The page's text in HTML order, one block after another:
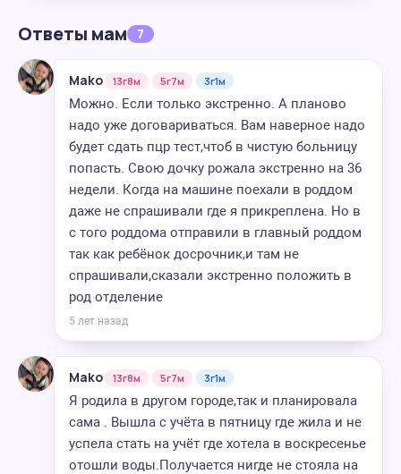
Ответы мам 7
Mako 13г8м 5г7м 3г1м
Можно. Если только экстренно. А планово
надо уже договариваться. Вам наверное надо
будет сдать пцр тест,чтоб в чистую больницу
попасть. Свою дочку рожала экстренно на 36
недели. Когда на машине поехали в роддом
даже не спрашивали где я прикреплена. Но в
с того роддома отправили в главный роддом
так как ребёнок досрочник,и там не
спрашивали,сказали экстренно положить в
род отделение
5 лет назад
Mako 13г8м 5г7м 3г1м
Я родила в другом городе,так и планировала
сама . Вышла с учёта в пятницу где жила и не
успела стать на учёт где хотела в воскресенье
отошли воды.Получается нигде не стояла на